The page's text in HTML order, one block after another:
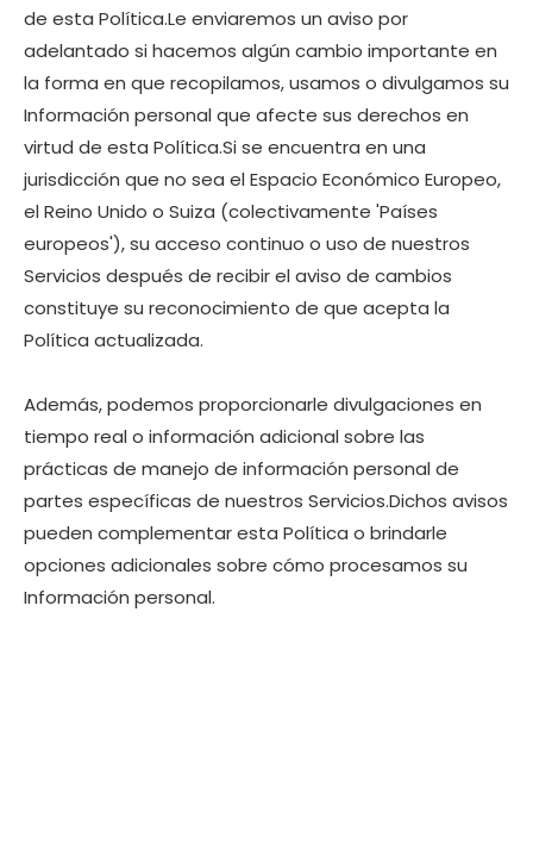
de esta Política.Le enviaremos un aviso por
adelantado si hacemos algún cambio importante en
la forma en que recopilamos, usamos o divulgamos su
Información personal que afecte sus derechos en
virtud de esta Política.Si se encuentra en una
jurisdicción que no sea el Espacio Económico Europeo,
el Reino Unido o Suiza (colectivamente 'Países
europeos'), su acceso continuo o uso de nuestros
Servicios después de recibir el aviso de cambios
constituye su reconocimiento de que acepta la
Política actualizada.
Además, podemos proporcionarle divulgaciones en
tiempo real o información adicional sobre las
prácticas de manejo de información personal de
partes específicas de nuestros Servicios.Dichos avisos
pueden complementar esta Política o brindarle
opciones adicionales sobre cómo procesamos su
Información personal.